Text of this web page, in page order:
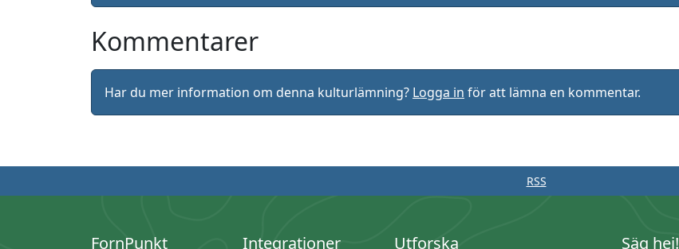
Kommentarer
Har du mer information om denna kulturlämning? Logga in för att lämna en kommentar.
RSS
FornPunkt Integrationer Utforska Säg hej!